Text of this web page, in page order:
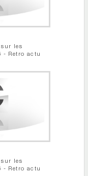
les
- Retro actu
les
- Retro actu